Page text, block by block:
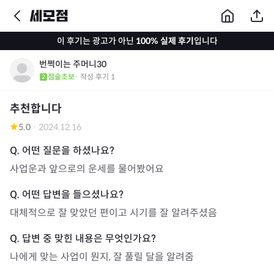
이 후기는 광고가 아닌 100% 실제 후기입니다
번쩍이는 주머니30
점술초보· 작성 후기 1
추천합니다
5.0 · 2024.12.16
사업운과 앞으로의 운세를 물어봤어요
대체적으로 잘 맞았던 편이고 시기를 잘 알려주셨음
나에게 맞는 사업이 뭔지, 잘 풀릴 달을 알려줌